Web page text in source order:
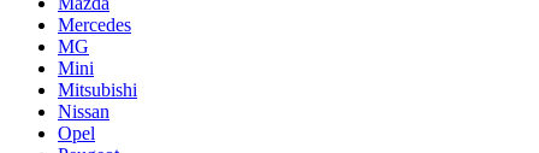
Mercedes
MG
Mini
Mitsubishi
Nissan
Opel